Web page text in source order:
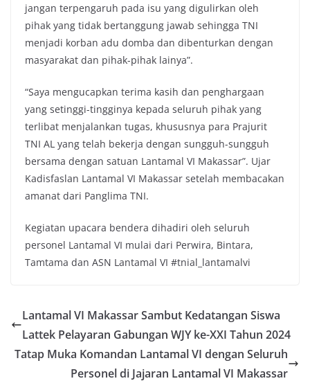
jangan terpengaruh pada isu yang digulirkan oleh
pihak yang tidak bertanggung jawab sehingga TNI
menjadi korban adu domba dan dibenturkan dengan
masyarakat dan pihak-pihak lainya”.
“Saya mengucapkan terima kasih dan penghargaan
yang setinggi-tingginya kepada seluruh pihak yang
terlibat menjalankan tugas, khususnya para Prajurit
TNI AL yang telah bekerja dengan sungguh-sungguh
bersama dengan satuan Lantamal VI Makassar”. Ujar
Kadisfaslan Lantamal VI Makassar setelah membacakan
amanat dari Panglima TNI.
Kegiatan upacara bendera dihadiri oleh seluruh
personel Lantamal VI mulai dari Perwira, Bintara,
Tamtama dan ASN Lantamal VI #tnial_lantamalvi
Lantamal VI Makassar Sambut Kedatangan Siswa
Lattek Pelayaran Gabungan WJY ke-XXI Tahun 2024
Tatap Muka Komandan Lantamal VI dengan Seluruh
Personel di Jajaran Lantamal VI Makassar